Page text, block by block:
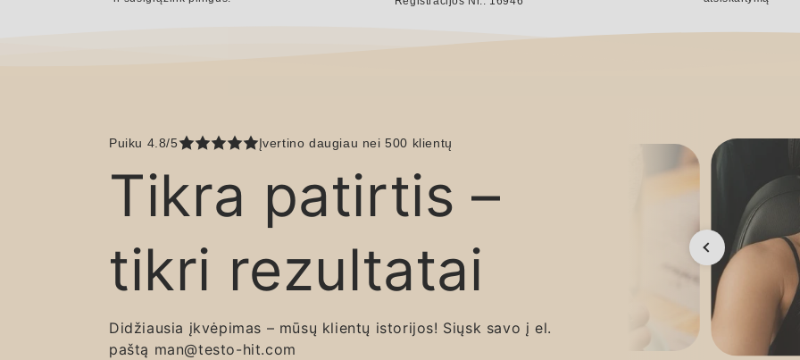
Puiku 4.8/5 Įvertino daugiau nei 500 klientų
Tikra patirtis –
tikri rezultatai
Didžiausia įkvėpimas – mūsų klientų istorijos! Siųsk savo į el.
paštą man@testo-hit.com